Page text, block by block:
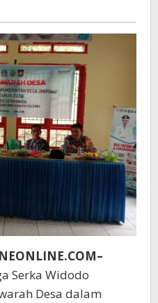
Serka Widodo
Desa dalam